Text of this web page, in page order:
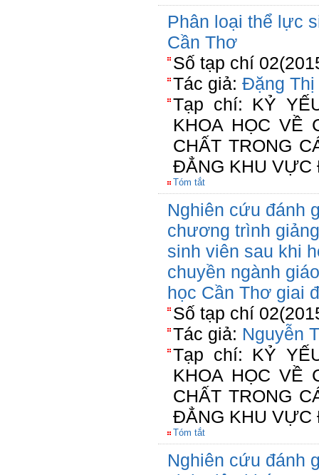
Phân loại thể lực
Cần Thơ
Số tạp chí
Tác giả: Đặng Thị
Tạp chí: KỶ
KHOA HỌC VỀ
CHẤT TRONG
ĐẲNG KHU VỰC
Tóm tắt
Nghiên cứu đánh
chương trình
sinh viên sau khi
chuyền ngành
học Cần Thơ giai
Số tạp chí
Tác giả: Nguyễn
Tạp chí: KỶ
KHOA HỌC VỀ
CHẤT TRONG
ĐẲNG KHU VỰC
Tóm tắt
Nghiên cứu đánh